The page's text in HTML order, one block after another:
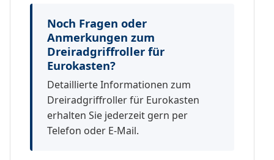
Noch Fragen oder
Anmerkungen zum
Dreiradgriffroller für
Eurokasten?
Detaillierte Informationen zum
Dreiradgriffroller für Eurokasten
erhalten Sie jederzeit gern per
Telefon oder E-Mail.